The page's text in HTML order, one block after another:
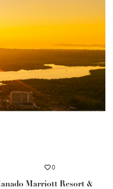
0
Marriott Resort &